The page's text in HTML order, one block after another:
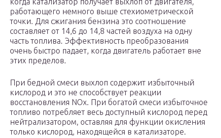
работающего немного выше стехиометрической
точки. Для сжигания бензина это соотношение
составляет от 14,6 до 14,8 частей воздуха на одну
часть топлива. Эффективность преобразования
очень быстро падает, когда двигатель работает вне
этих пределов.
При бедной смеси выхлоп содержит избыточный
кислород и это не способствует реакции
восстановления NOx. При богатой смеси избыточное
топливо потребляет весь доступный кислород перед
нейтрализатором, оставляя для функции окисления
только кислород, находящейся в катализаторе.